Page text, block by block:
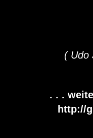
( Udo
. . .
http://